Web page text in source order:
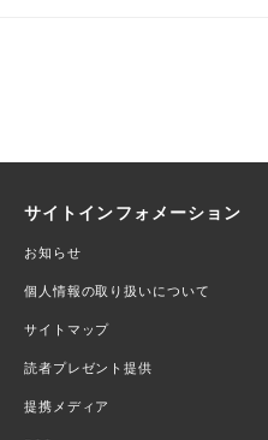
サイトインフォメーション
お知らせ
個人情報の取り扱いについて
サイトマップ
読者プレゼント提供
提携メディア